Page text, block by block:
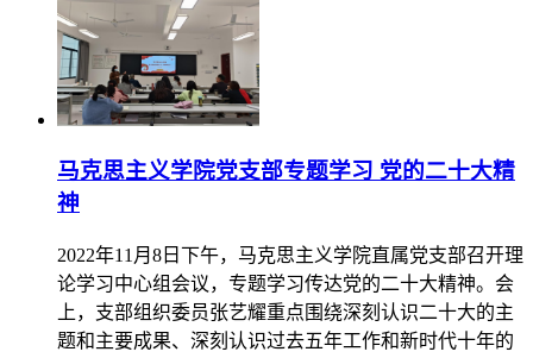
马克思主义学院党支部专题学习 党的二十大精
神
2022年11月8日下午，马克思主义学院直属党支部召开理
论学习中心组会议，专题学习传达党的二十大精神。会
上，支部组织委员张艺耀重点围绕深刻认识二十大的主
题和主要成果、深刻认识过去五年工作和新时代十年的